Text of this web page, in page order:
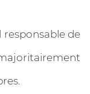
responsable de